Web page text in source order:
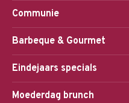
Communie
Barbeque & Gourmet
Eindejaars specials
Moederdag brunch